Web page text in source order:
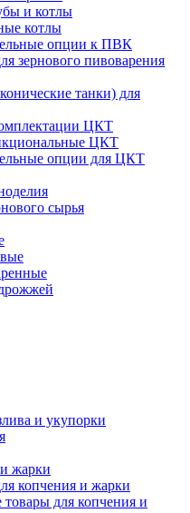
и котлы
котлы
опции к ПВК
зернового пивоварения
танки) для
ЦКТ
ЦКТ
опции для ЦКТ
сырья
и укупорки
жарки
копчения и жарки
для копчения и